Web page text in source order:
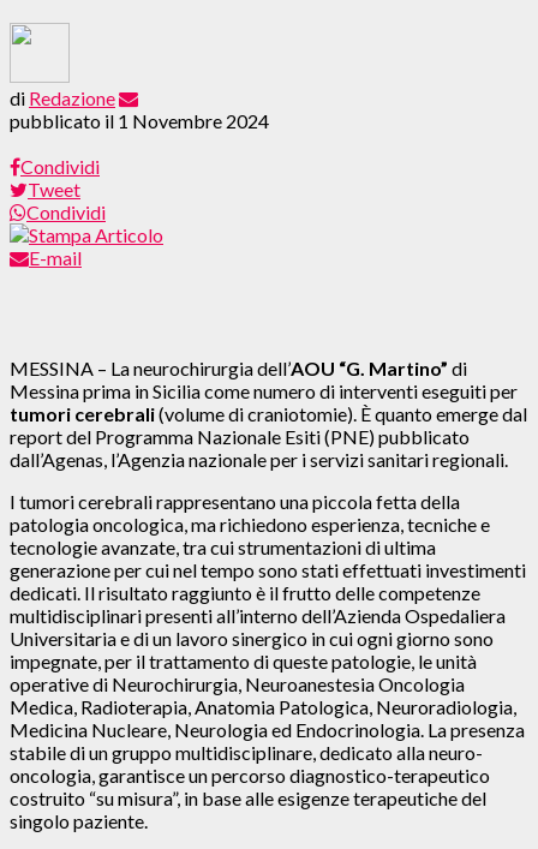
di Redazione
pubblicato il 1 Novembre 2024
Condividi
Tweet
Condividi
E-mail
MESSINA – La neurochirurgia dell’AOU “G. Martino” di
Messina prima in Sicilia come numero di interventi eseguiti per
tumori cerebrali(volume di craniotomie). È quanto emerge dal
report del Programma Nazionale Esiti (PNE) pubblicato
dall’Agenas, l’Agenzia nazionale per i servizi sanitari regionali.
I tumori cerebrali rappresentano una piccola fetta della
patologia oncologica, ma richiedono esperienza, tecniche e
tecnologie avanzate, tra cui strumentazioni di ultima
generazione per cui nel tempo sono stati effettuati investimenti
dedicati. Il risultato raggiunto è il frutto delle competenze
multidisciplinari presenti all’interno dell’Azienda Ospedaliera
Universitaria e di un lavoro sinergico in cui ogni giorno sono
impegnate, per il trattamento di queste patologie, le unità
operative di Neurochirurgia, Neuroanestesia Oncologia
Medica, Radioterapia, Anatomia Patologica, Neuroradiologia,
Medicina Nucleare, Neurologia ed Endocrinologia. La presenza
stabile di un gruppo multidisciplinare, dedicato alla neuro-
oncologia, garantisce un percorso diagnostico-terapeutico
costruito “su misura”, in base alle esigenze terapeutiche del
singolo paziente.